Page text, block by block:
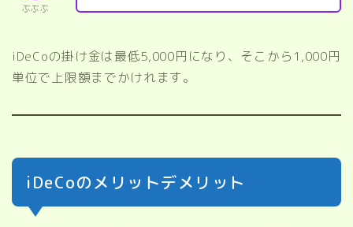
ぶぶぶ
iDeCoの掛け金は最低5,000円になり、そこから1,000円
単位で上限額までかけれます。
iDeCoのメリットデメリット